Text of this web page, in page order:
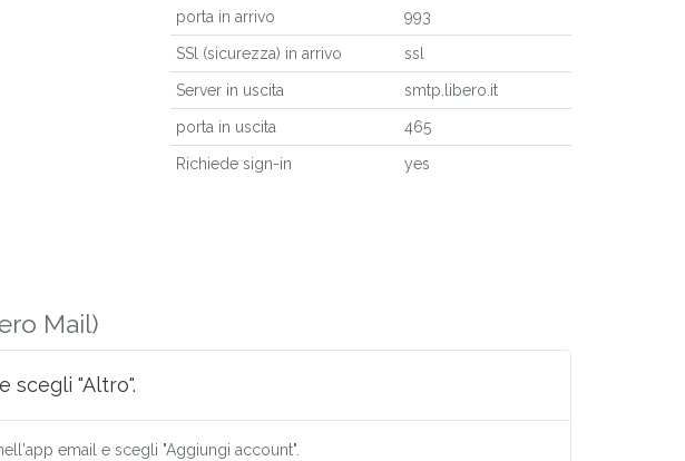
porta in arrivo 993
SSl (sicurezza) in arrivo ssl
Server in uscita smtp.libero.it
porta in uscita 465
Richiede sign-in yes
Mail)
scegli "Altro".
email e scegli "Aggiungi account".